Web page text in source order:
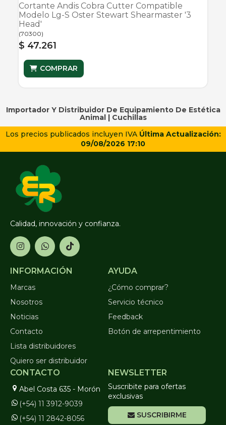
Cortante Andis Cobra Cutter Compatible
Modelo Lg-S Oster Stewart Shearmaster '3
Head'
(70300)
$ 47.261
COMPRAR
Importador Y Distribuidor De Equipamiento De Estética
Animal | Cuchillas
Los precios publicados incluyen IVA Última Actualización:
09/08/2026 17:10
Calidad, innovación y confianza.
INFORMACIÓN
Marcas
Nosotros
Noticias
Contacto
Lista distribuidores
Quiero ser distribuidor
AYUDA
¿Cómo comprar?
Servicio técnico
Feedback
Botón de arrepentimiento
CONTACTO
Abel Costa 635 - Morón
(+54) 11 3912-9039
(+54) 11 2842-8056
NEWSLETTER
Suscribite para ofertas
exclusivas
SUSCRIBIRME